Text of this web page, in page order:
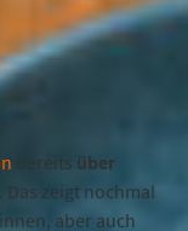
bereits über
zeigt nochmal
aber auch